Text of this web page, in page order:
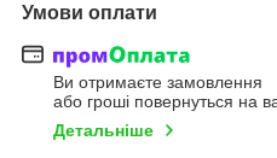
Умови оплати
Ви отримаєте замовлення
або гроші повернуться на
Детальніше